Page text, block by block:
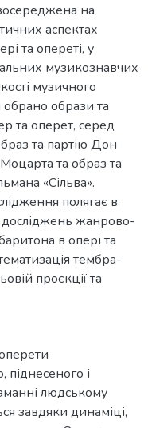
на
аспектах
та опереті, у
музикознавчих
музичного
обрано образи та
та оперет, серед
та партію Дон
та образ та
«Сільва».
полягає в
жанрово-
в опері та
тембра-
проєкції та
піднесеного і
людському
завдяки динаміці,